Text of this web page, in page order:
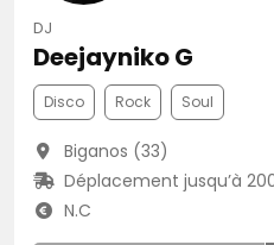
DJ
Deejayniko G
Disco Rock Soul
Biganos (33)
Déplacement jusqu’à
N.C